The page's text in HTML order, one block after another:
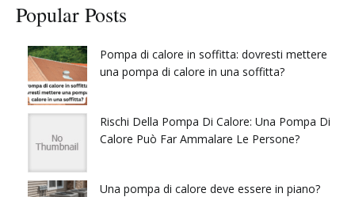
Popular Posts
Pompa di calore in soffitta: dovresti mettere
una pompa di calore in una soffitta?
Rischi Della Pompa Di Calore: Una Pompa Di
Calore Può Far Ammalare Le Persone?
Una pompa di calore deve essere in piano?